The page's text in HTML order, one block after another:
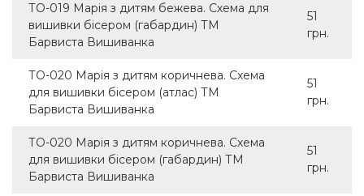
ТО-019 Марія з дитям бежева. Схема для
вишивки бісером (габардин) ТМ
Барвиста Вишиванка
51
грн.
ТО-020 Марія з дитям коричнева. Схема
для вишивки бісером (атлас) ТМ
Барвиста Вишиванка
51
грн.
ТО-020 Марія з дитям коричнева. Схема
для вишивки бісером (габардин) ТМ
Барвиста Вишиванка
51
грн.